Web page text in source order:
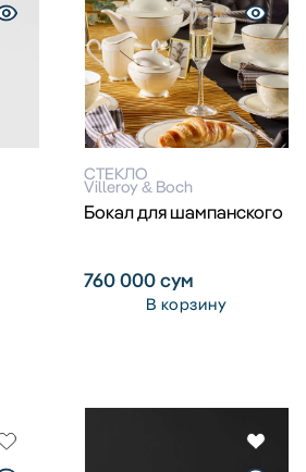
СТЕКЛО
Villeroy & Boch
Бокал для шампанского
760 000сум
В корзину